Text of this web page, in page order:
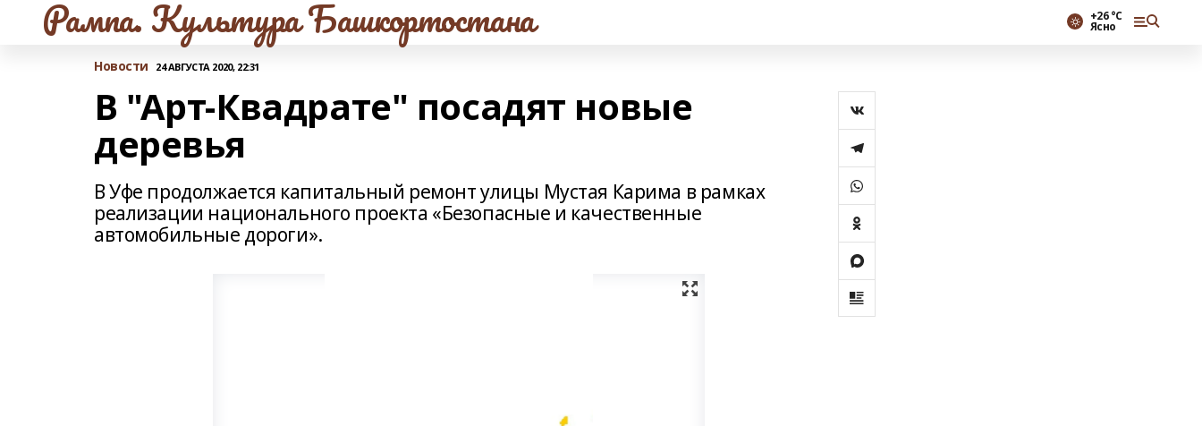
Рампа. Культура Башкортостана +26 °С
Ясно
Новости 24 АВГУСТА 2020, 22:31
В "Арт-Квадрате" посадят новые
деревья
В Уфе продолжается капитальный ремонт улицы Мустая Карима в рамках
реализации национального проекта «Безопасные и качественные
автомобильные дороги».